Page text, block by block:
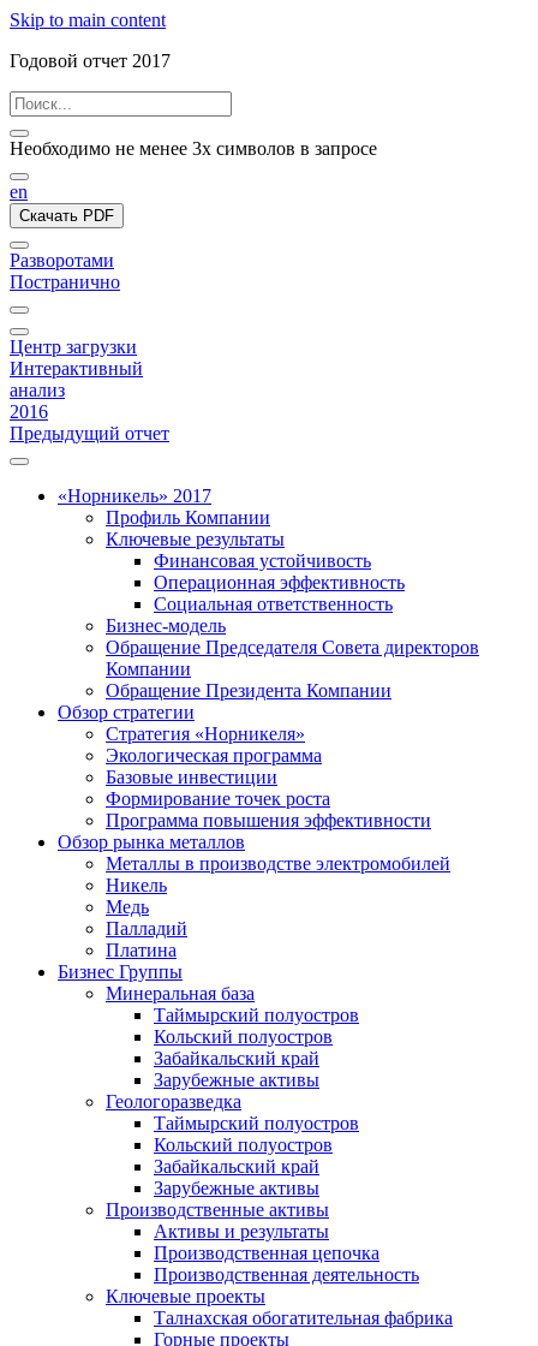
Skip to main content
Годовой отчет 2017
Необходимо не менее 3х символов в запросе
en
Скачать PDF
Разворотами
Постранично
Центр загрузки
Интерактивный
анализ
2016
Предыдущий отчет
«Норникель» 2017
Профиль Компании
Ключевые результаты
Финансовая устойчивость
Операционная эффективность
Социальная ответственность
Бизнес-модель
Обращение Председателя Совета директоров
Компании
Обращение Президента Компании
Обзор стратегии
Стратегия «Норникеля»
Экологическая программа
Базовые инвестиции
Формирование точек роста
Программа повышения эффективности
Обзор рынка металлов
Металлы в производстве электромобилей
Никель
Медь
Палладий
Платина
Бизнес Группы
Минеральная база
Таймырский полуостров
Кольский полуостров
Забайкальский край
Зарубежные активы
Геологоразведка
Таймырский полуостров
Кольский полуостров
Забайкальский край
Зарубежные активы
Производственные активы
Активы и результаты
Производственная цепочка
Производственная деятельность
Ключевые проекты
Талнахская обогатительная фабрика
Горные проекты